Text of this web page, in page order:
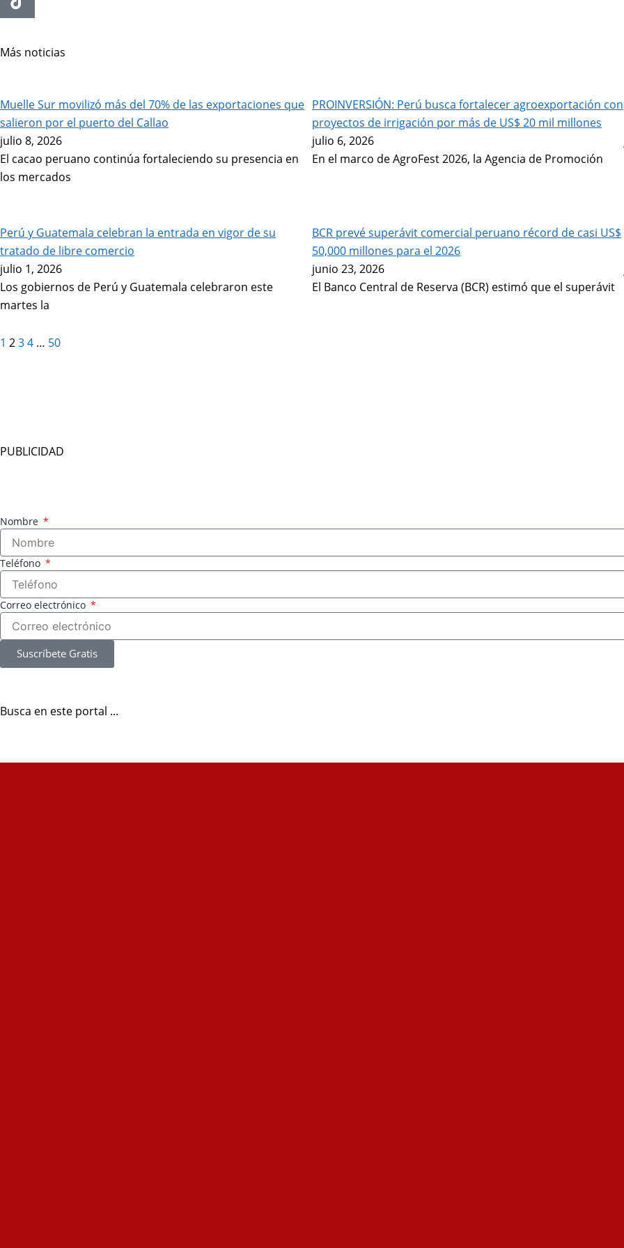
Más noticias
Muelle Sur movilizó más del 70% de las exportaciones que
salieron por el puerto del Callao
julio 8, 2026
El cacao peruano continúa fortaleciendo su presencia en
los mercados
PROINVERSIÓN: Perú busca fortalecer agroexportación con
proyectos de irrigación por más de US$ 20 mil millones
julio 6, 2026
En el marco de AgroFest 2026, la Agencia de Promoción
Perú y Guatemala celebran la entrada en vigor de su
tratado de libre comercio
julio 1, 2026
Los gobiernos de Perú y Guatemala celebraron este
martes la
BCR prevé superávit comercial peruano récord de casi US$
50,000 millones para el 2026
junio 23, 2026
El Banco Central de Reserva (BCR) estimó que el superávit
1 234 … 50
PUBLICIDAD
Nombre
Teléfono
Correo electrónico
Suscríbete Gratis
Busca en este portal ...